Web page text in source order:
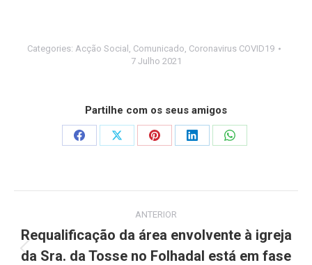
Categories: Acção Social , Comunicado, Coronavirus COVID19
7 Julho 2021
Partilhe com os seus amigos
Share
Share
Share
Share
Share
navigation
ANTERIOR
Previous
Requalificação da área envolvente à igreja
da Sra. da Tosse no Folhadal está em fase